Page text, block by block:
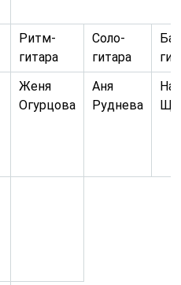
Ритм-
гитара
Соло-
гитара
Женя
Огурцова
Аня
Руднева